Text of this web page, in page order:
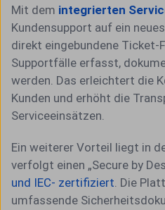
Mit dem integrierten
Kundensupport auf ein
direkt eingebundene Ticket-
Supportfälle erfasst,
werden. Das erleichtert die
Kunden und erhöht die
Serviceeinsätzen.
Ein weiterer Vorteil liegt in
verfolgt einen „Secure by
und IEC- zertifiziert. Die
umfassende